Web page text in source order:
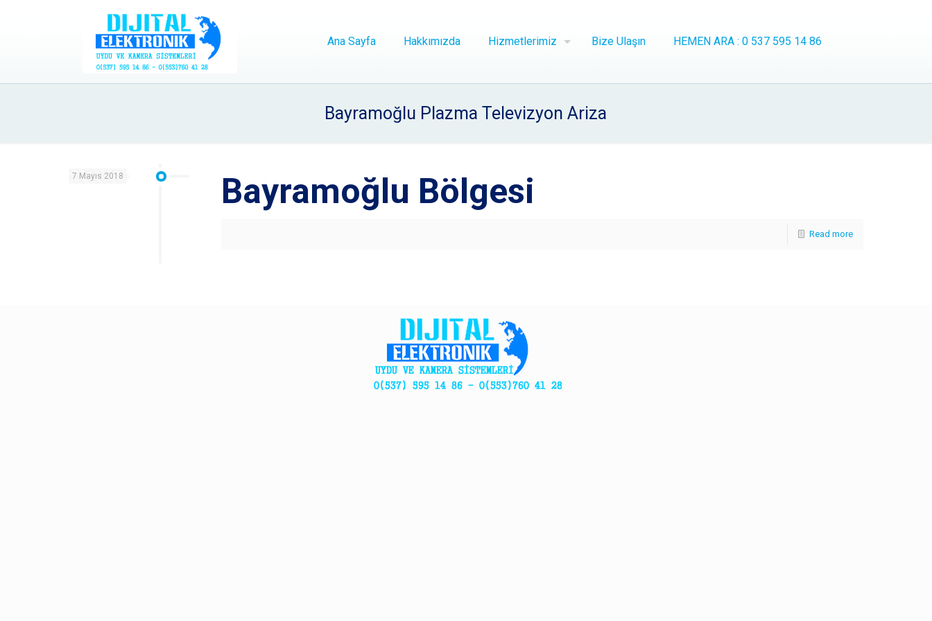
Ana Sayfa Hakkımızda Hizmetlerimiz Bize Ulaşın HEMEN ARA : 0 537 595 14 86
Bayramoğlu Plazma Televizyon Ariza
7 Mayıs 2018 Bayramoğlu Bölgesi
Read more